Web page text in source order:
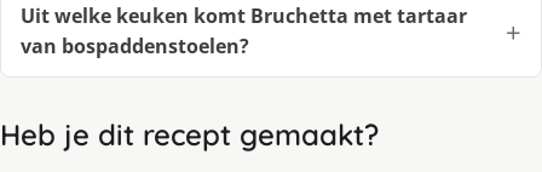
Uit welke keuken komt Bruchetta met tartaar
van bospaddenstoelen?
Heb je dit recept gemaakt?